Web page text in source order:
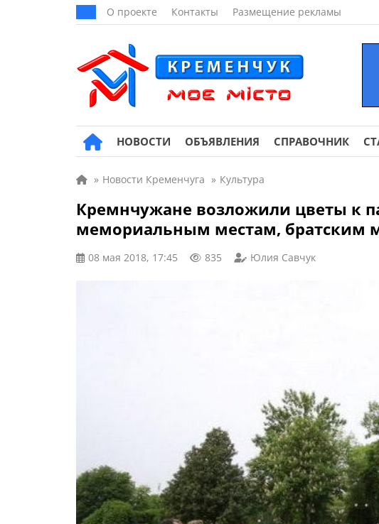
О проекте Контакты Размещение рекламы
НОВОСТИ ОБЪЯВЛЕНИЯ СПРАВОЧНИК
» Новости Кременчуга » Культура
Кремнчужане возложили цветы к
мемориальным местам, братским
08 мая 2018, 17:45 835 Юлия Савчук